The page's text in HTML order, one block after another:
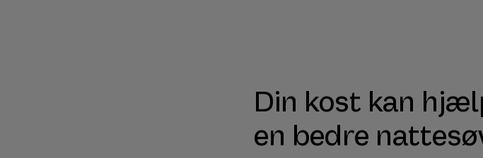
Din kost kan
en bedre